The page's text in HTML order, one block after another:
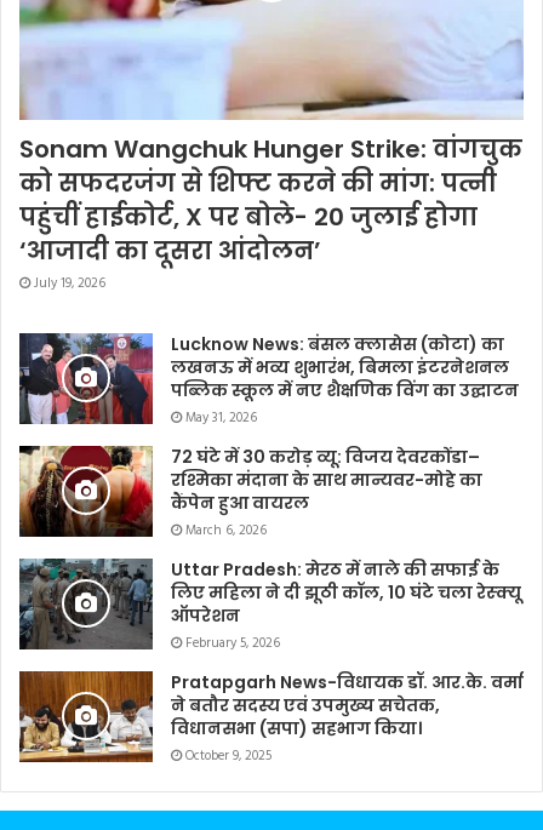
Sonam Wangchuk Hunger Strike: वांगचुक
को सफदरजंग से शिफ्ट करने की मांग: पत्नी
पहुंचीं हाईकोर्ट, X पर बोले- 20 जुलाई होगा
‘आजादी का दूसरा आंदोलन’
July 19, 2026
Lucknow News: बंसल क्लासेस (कोटा) का
लखनऊ में भव्य शुभारंभ, बिमला इंटरनेशनल
पब्लिक स्कूल में नए शैक्षणिक विंग का उद्घाटन
May 31, 2026
72 घंटे में 30 करोड़ व्यू: विजय देवरकोंडा–
रश्मिका मंदाना के साथ मान्यवर-मोहे का
कैंपेन हुआ वायरल
March 6, 2026
Uttar Pradesh: मेरठ में नाले की सफाई के
लिए महिला ने दी झूठी कॉल, 10 घंटे चला रेस्क्यू
ऑपरेशन
February 5, 2026
Pratapgarh News-विधायक डॉ. आर.के. वर्मा
ने बतौर सदस्य एवं उपमुख्य सचेतक,
विधानसभा (सपा) सहभाग किया।
October 9, 2025